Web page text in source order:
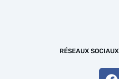
RÉSEAUX SOCIAUX